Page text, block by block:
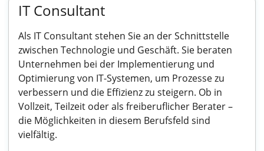
IT Consultant
Als IT Consultant stehen Sie an der Schnittstelle
zwischen Technologie und Geschäft. Sie beraten
Unternehmen bei der Implementierung und
Optimierung von IT-Systemen, um Prozesse zu
verbessern und die Effizienz zu steigern. Ob in
Vollzeit, Teilzeit oder als freiberuflicher Berater –
die Möglichkeiten in diesem Berufsfeld sind
vielfältig.